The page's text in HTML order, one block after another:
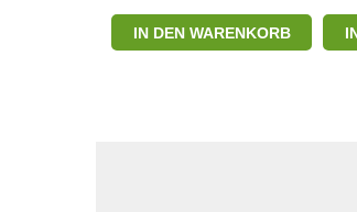
IN DEN WARENKORB